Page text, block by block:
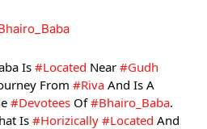
Is #located Near #Gudh
From #Riva
#devotees Of #Bhairo_Baba.
Is #horizically #located And